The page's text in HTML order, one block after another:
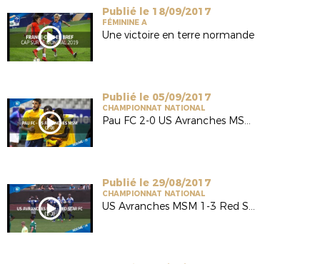
Publié le 18/09/2017
FÉMININE A
Une victoire en terre normande
Publié le 05/09/2017
CHAMPIONNAT NATIONAL
Pau FC 2-0 US Avranches MSM (National-J5 / Saison 17/18)
Publié le 29/08/2017
CHAMPIONNAT NATIONAL
US Avranches MSM 1-3 Red Star FC (National-J4/Saison 17/18)